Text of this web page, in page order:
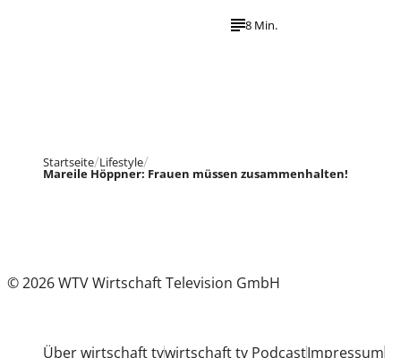
8 Min.
Startseite Lifestyle
Mareile Höppner: Frauen müssen zusammenhalten!
© 2026 WTV Wirtschaft Television GmbH
Über wirtschaft tvwirtschaft tv PodcastImpressum